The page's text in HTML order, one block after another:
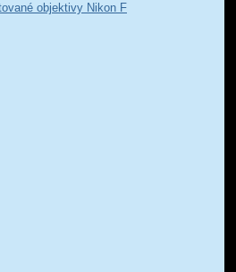
objektivy Nikon F